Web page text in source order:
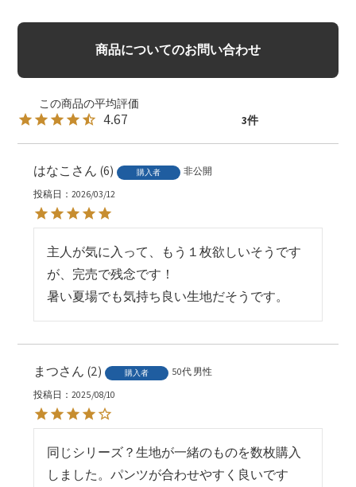
商品についてのお問い合わせ
4.67 3
はなこ 6 購入者
非公開
投稿日
2026/03/12
主人が気に入って、もう１枚欲しいそうです
が、完売で残念です！
暑い夏場でも気持ち良い生地だそうです。
まつ 2 購入者 50代 男性
投稿日
2025/08/10
同じシリーズ？生地が一緒のものを数枚購入
しました。パンツが合わせやすく良いです